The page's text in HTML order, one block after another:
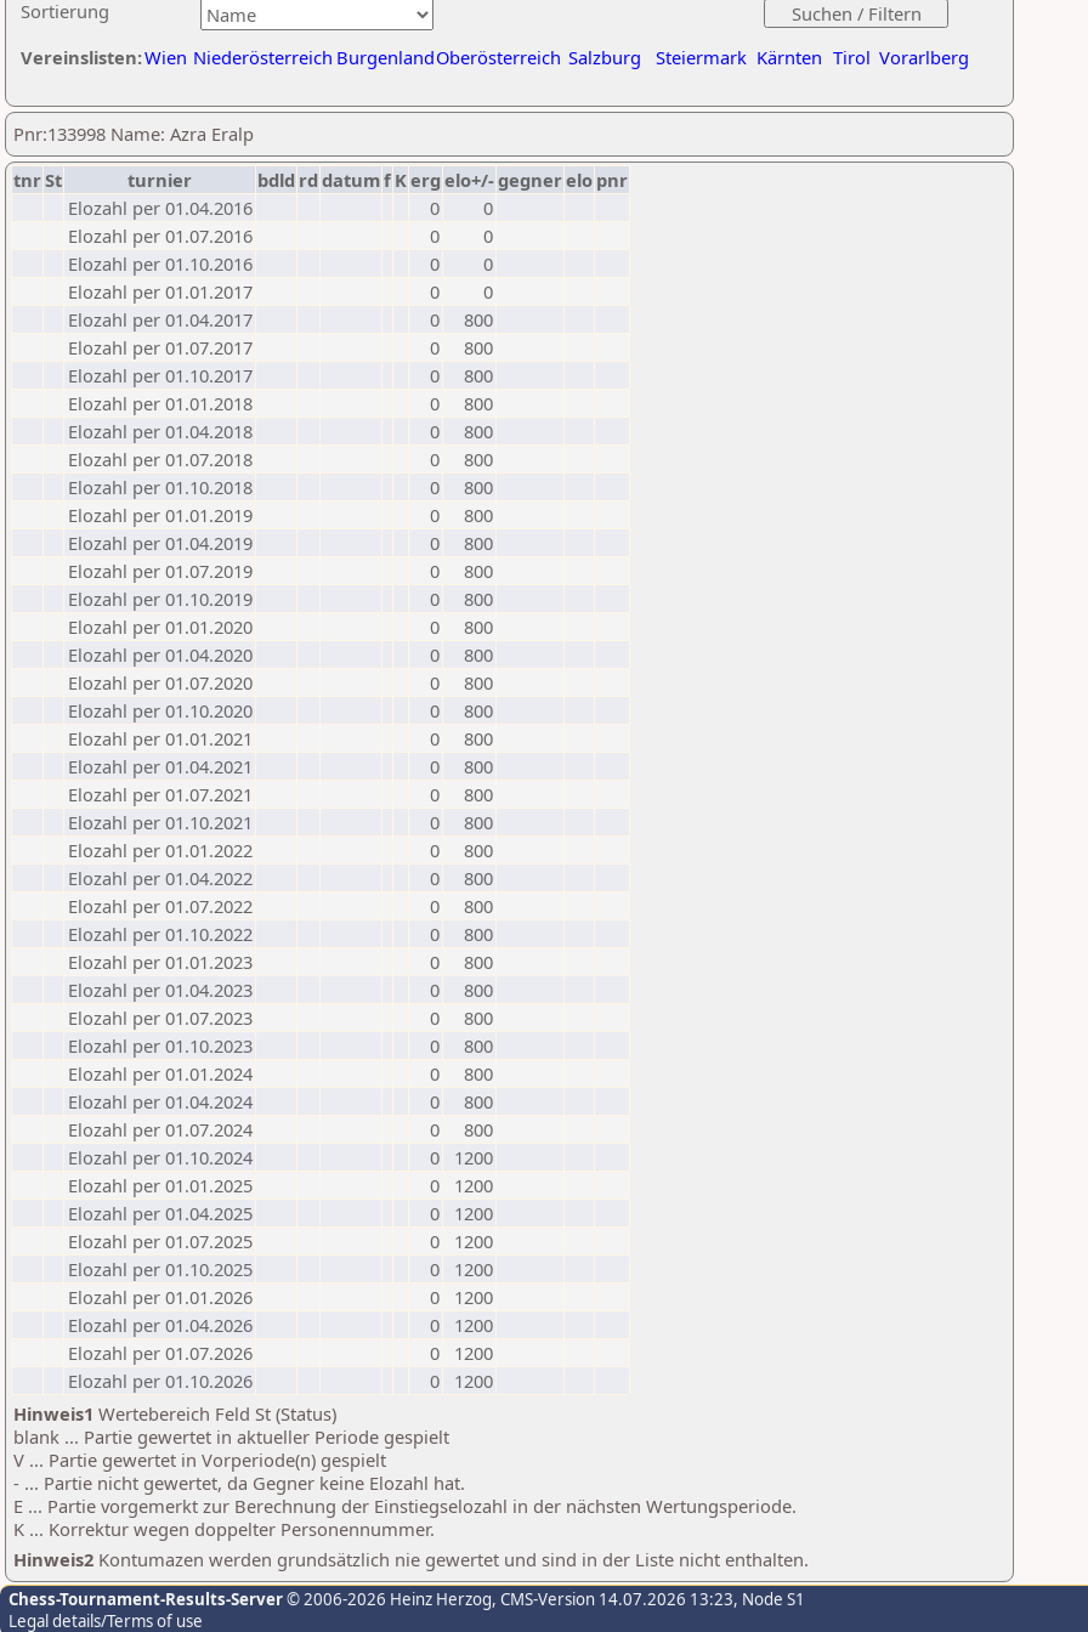
Sortierung
Vereinslisten:Wien Niederösterreich BurgenlandOberösterreich Salzburg Steiermark Kärnten Tirol Vorarlberg
Pnr:133998 Name: Azra Eralp
tnrSt turnier bdld rd datumf Kerg elo+/-gegnerelo pnr
Elozahl per 01.04.2016
0
0
Elozahl per 01.07.2016
0
0
Elozahl per 01.10.2016
0
0
Elozahl per 01.01.2017
0
0
Elozahl per 01.04.2017
0
800
Elozahl per 01.07.2017
0
800
Elozahl per 01.10.2017
0
800
Elozahl per 01.01.2018
0
800
Elozahl per 01.04.2018
0
800
Elozahl per 01.07.2018
0
800
Elozahl per 01.10.2018
0
800
Elozahl per 01.01.2019
0
800
Elozahl per 01.04.2019
0
800
Elozahl per 01.07.2019
0
800
Elozahl per 01.10.2019
0
800
Elozahl per 01.01.2020
0
800
Elozahl per 01.04.2020
0
800
Elozahl per 01.07.2020
0
800
Elozahl per 01.10.2020
0
800
Elozahl per 01.01.2021
0
800
Elozahl per 01.04.2021
0
800
Elozahl per 01.07.2021
0
800
Elozahl per 01.10.2021
0
800
Elozahl per 01.01.2022
0
800
Elozahl per 01.04.2022
0
800
Elozahl per 01.07.2022
0
800
Elozahl per 01.10.2022
0
800
Elozahl per 01.01.2023
0
800
Elozahl per 01.04.2023
0
800
Elozahl per 01.07.2023
0
800
Elozahl per 01.10.2023
0
800
Elozahl per 01.01.2024
0
800
Elozahl per 01.04.2024
0
800
Elozahl per 01.07.2024
0
800
Elozahl per 01.10.2024
0
1200
Elozahl per 01.01.2025
0
1200
Elozahl per 01.04.2025
0
1200
Elozahl per 01.07.2025
0
1200
Elozahl per 01.10.2025
0
1200
Elozahl per 01.01.2026
0
1200
Elozahl per 01.04.2026
0
1200
Elozahl per 01.07.2026
0
1200
Elozahl per 01.10.2026
0
1200
Hinweis1 Wertebereich Feld St (Status)
blank ... Partie gewertet in aktueller Periode gespielt
V ... Partie gewertet in Vorperiode(n) gespielt
- ... Partie nicht gewertet, da Gegner keine Elozahl hat.
E ... Partie vorgemerkt zur Berechnung der Einstiegselozahl in der nächsten Wertungsperiode.
K ... Korrektur wegen doppelter Personennummer.
Hinweis2 Kontumazen werden grundsätzlich nie gewertet und sind in der Liste nicht enthalten.
Chess-Tournament-Results-Server© 2006-2026 Heinz Herzog, CMS-Version 14.07.2026 13:23, Node S1
Legal details/Terms of use